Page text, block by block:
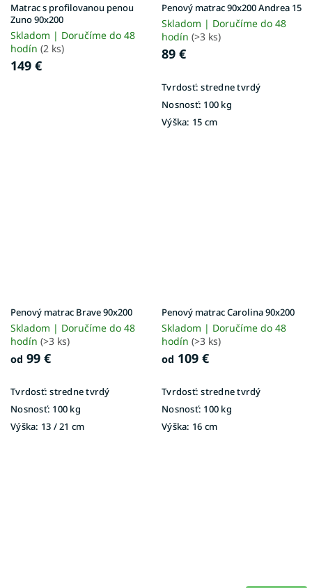
Matrac s profilovanou penou
Zuno 90x200
Skladom | Doručíme do 48
hodín (2 ks)
149 €
Penový matrac 90x200 Andrea 15
Skladom | Doručíme do 48
hodín (>3 ks)
89 €
Tvrdosť: stredne tvrdý
Nosnosť: 100 kg
Výška: 15 cm
Penový matrac Brave 90x200
Skladom | Doručíme do 48
hodín (>3 ks)
od 99 €
Tvrdosť: stredne tvrdý
Nosnosť: 100 kg
Výška: 13 / 21 cm
Penový matrac Carolina 90x200
Skladom | Doručíme do 48
hodín (>3 ks)
od 109 €
Tvrdosť: stredne tvrdý
Nosnosť: 100 kg
Výška: 16 cm